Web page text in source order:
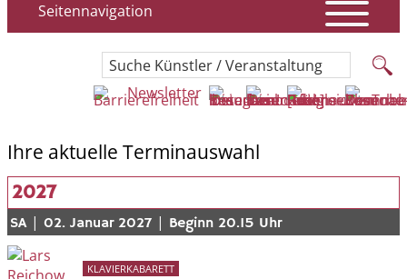
Seitennavigation
Suche Künstler / Veranstaltung
Newsletter
Ihre aktuelle Terminauswahl
2027
SA | 02. Januar 2027 | Beginn 20.15 Uhr
KLAVIERKABARETT